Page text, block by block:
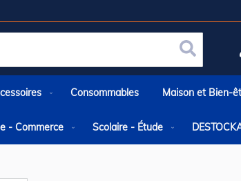
Rechercher
Consommables Maison et Bien-
- Commerce Scolaire - Étude